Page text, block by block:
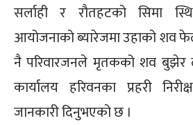
सर्लाही र रौतहटको सिमा
आयोजनाको ब्यारेजमा उहाको शव
नै परिवारजनले मृतकको शव बुझेर
कार्यालय हरिवनका प्रहरी
जानकारी दिनुभएको छ ।